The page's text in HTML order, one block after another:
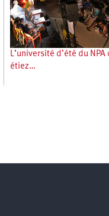
L’université d’été du
étiez…